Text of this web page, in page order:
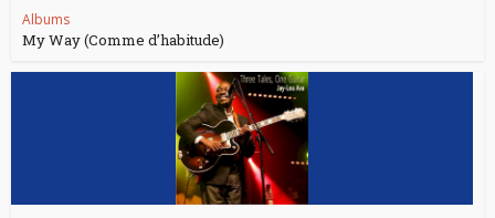
Albums
My Way (Comme d’habitude)